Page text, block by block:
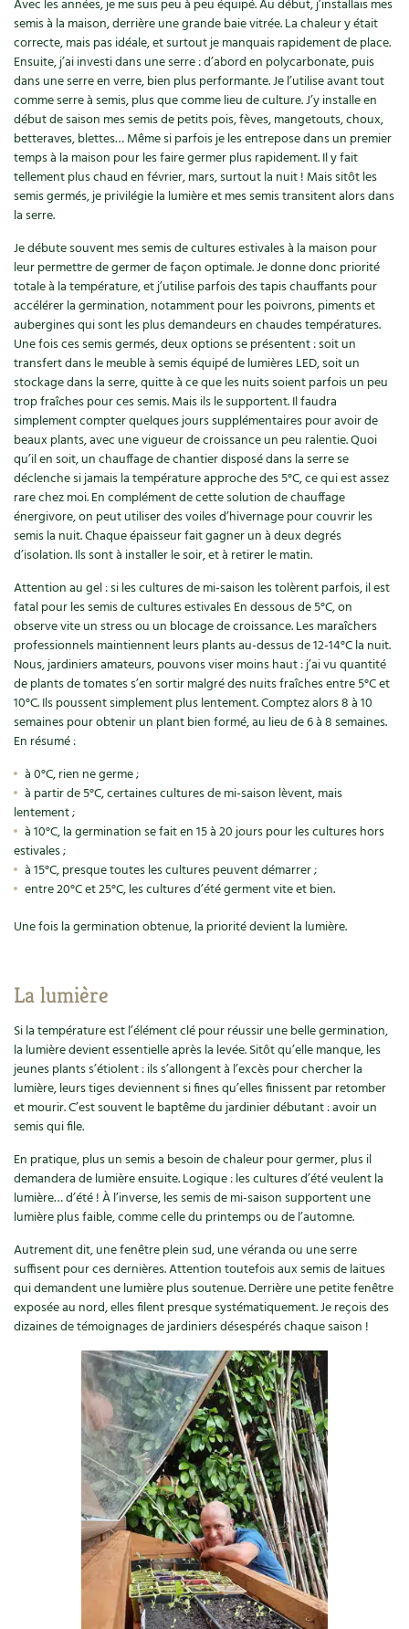
Avec les années, je me suis peu à peu équipé. Au début, j’installais mes
semis à la maison, derrière une grande baie vitrée. La chaleur y était
correcte, mais pas idéale, et surtout je manquais rapidement de place.
Ensuite, j’ai investi dans une serre : d’abord en polycarbonate, puis
dans une serre en verre, bien plus performante. Je l’utilise avant tout
comme serre à semis, plus que comme lieu de culture. J’y installe en
début de saison mes semis de petits pois, fèves, mangetouts, choux,
betteraves, blettes… Même si parfois je les entrepose dans un premier
temps à la maison pour les faire germer plus rapidement. Il y fait
tellement plus chaud en février, mars, surtout la nuit ! Mais sitôt les
semis germés, je privilégie la lumière et mes semis transitent alors dans
la serre.
Je débute souvent mes semis de cultures estivales à la maison pour
leur permettre de germer de façon optimale. Je donne donc priorité
totale à la température, et j’utilise parfois des tapis chauffants pour
accélérer la germination, notamment pour les poivrons, piments et
aubergines qui sont les plus demandeurs en chaudes températures.
Une fois ces semis germés, deux options se présentent : soit un
transfert dans le meuble à semis équipé de lumières LED, soit un
stockage dans la serre, quitte à ce que les nuits soient parfois un peu
trop fraîches pour ces semis. Mais ils le supportent. Il faudra
simplement compter quelques jours supplémentaires pour avoir de
beaux plants, avec une vigueur de croissance un peu ralentie. Quoi
qu’il en soit, un chauffage de chantier disposé dans la serre se
déclenche si jamais la température approche des 5°C, ce qui est assez
rare chez moi. En complément de cette solution de chauffage
énergivore, on peut utiliser des voiles d’hivernage pour couvrir les
semis la nuit. Chaque épaisseur fait gagner un à deux degrés
d’isolation. Ils sont à installer le soir, et à retirer le matin.
Attention au gel : si les cultures de mi-saison les tolèrent parfois, il est
fatal pour les semis de cultures estivales En dessous de 5°C, on
observe vite un stress ou un blocage de croissance. Les maraîchers
professionnels maintiennent leurs plants au-dessus de 12-14°C la nuit.
Nous, jardiniers amateurs, pouvons viser moins haut : j’ai vu quantité
de plants de tomates s’en sortir malgré des nuits fraîches entre 5°C et
10°C. Ils poussent simplement plus lentement. Comptez alors 8 à 10
semaines pour obtenir un plant bien formé, au lieu de 6 à 8 semaines.
En résumé :
à 0°C, rien ne germe ;
à partir de 5°C, certaines cultures de mi-saison lèvent, mais
lentement ;
à 10°C, la germination se fait en 15 à 20 jours pour les cultures hors
estivales ;
à 15°C, presque toutes les cultures peuvent démarrer ;
entre 20°C et 25°C, les cultures d’été germent vite et bien.
Une fois la germination obtenue, la priorité devient la lumière.
La lumière
Si la température est l’élément clé pour réussir une belle germination,
la lumière devient essentielle après la levée. Sitôt qu’elle manque, les
jeunes plants s’étiolent : ils s’allongent à l’excès pour chercher la
lumière, leurs tiges deviennent si fines qu’elles finissent par retomber
et mourir. C’est souvent le baptême du jardinier débutant : avoir un
semis qui file.
En pratique, plus un semis a besoin de chaleur pour germer, plus il
demandera de lumière ensuite. Logique : les cultures d’été veulent la
lumière… d’été ! À l’inverse, les semis de mi-saison supportent une
lumière plus faible, comme celle du printemps ou de l’automne.
Autrement dit, une fenêtre plein sud, une véranda ou une serre
suffisent pour ces dernières. Attention toutefois aux semis de laitues
qui demandent une lumière plus soutenue. Derrière une petite fenêtre
exposée au nord, elles filent presque systématiquement. Je reçois des
dizaines de témoignages de jardiniers désespérés chaque saison !